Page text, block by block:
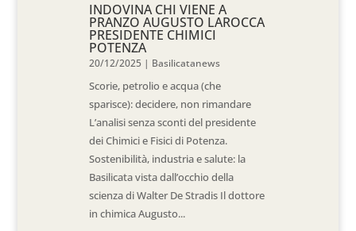
INDOVINA CHI VIENE A
PRANZO AUGUSTO LAROCCA
PRESIDENTE CHIMICI
POTENZA
20/12/2025 | Basilicatanews
Scorie, petrolio e acqua (che
sparisce): decidere, non rimandare
L’analisi senza sconti del presidente
dei Chimici e Fisici di Potenza.
Sostenibilità, industria e salute: la
Basilicata vista dall’occhio della
scienza di Walter De Stradis Il dottore
in chimica Augusto...